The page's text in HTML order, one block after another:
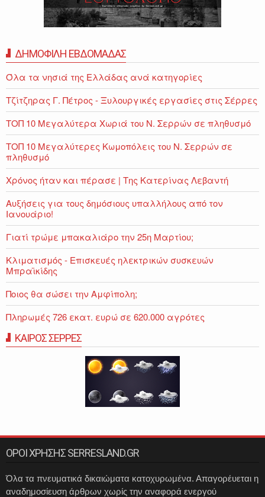
ΔΗΜΟΦΙΛΗ ΕΒΔΟΜΑΔΑΣ
Όλα τα νησιά της Ελλάδας ανά κατηγορίες
Τζίτζηρας Γ. Πέτρος - Ξυλουργικές εργασίες στις Σέρρες
ΤΟΠ 10 Μεγαλύτερα Χωριά του Ν. Σερρών σε πληθυσμό
ΤΟΠ 10 Μεγαλύτερες Κωμοπόλεις του Ν. Σερρών σε
πληθυσμό
Χρόνος ήταν και πέρασε | Της Κατερίνας Λεβαντή
Αυξήσεις για τους δημόσιους υπαλλήλους από τον
Ιανουάριο!
Γιατί τρώμε μπακαλιάρο την 25η Μαρτίου;
Κλιματισμός - Επισκευές ηλεκτρικών συσκευών
Μπραϊκίδης
Ποιος θα σώσει την Αμφίπολη;
Πληρωμές 726 εκατ. ευρώ σε 620.000 αγρότες
ΚΑΙΡΟΣ ΣΕΡΡΕΣ
ΟΡΟΙ ΧΡΗΣΗΣ SERRESLAND.GR
Όλα τα πνευματικά δικαιώματα κατοχυρωμένα. Απαγορέυεται η
αναδημοσίευση άρθρων χωρίς την αναφορά ενεργού